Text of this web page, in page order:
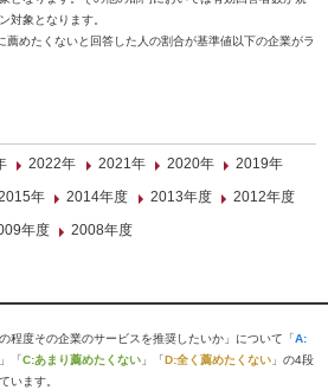
対象となります。
めたくないと回答した人の割合が基準値以下の企業がラ
2022年 2021年 2020年
2019年
年 2014年度 2013年度
2012年度
年度 2008年度
程度その企業のサービスを推奨したいか」について「A:
」「C:あまり薦めたくない 」「D:全く薦めたくない 」の4段
います。